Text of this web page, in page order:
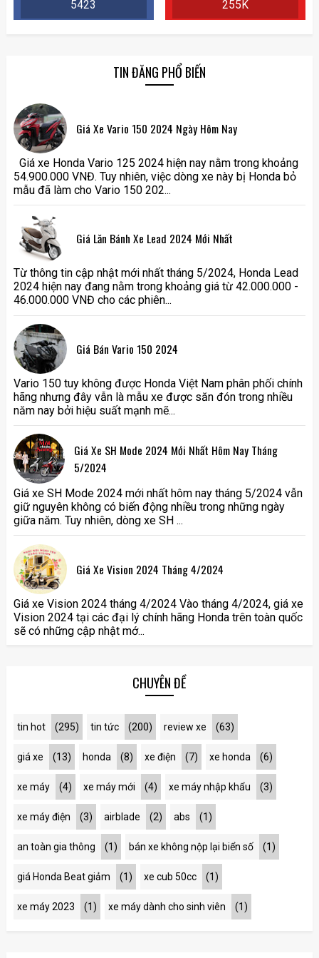
5423 255K
TIN ĐĂNG PHỔ BIẾN
Giá Xe Vario 150 2024 Ngày Hôm Nay
Giá xe Honda Vario 125 2024 hiện nay nằm trong khoảng
54.900.000 VNĐ. Tuy nhiên, việc dòng xe này bị Honda bỏ
mẫu đã làm cho Vario 150 202...
Giá Lăn Bánh Xe Lead 2024 Mới Nhất
Từ thông tin cập nhật mới nhất tháng 5/2024, Honda Lead
2024 hiện nay đang nằm trong khoảng giá từ 42.000.000 -
46.000.000 VNĐ cho các phiên...
Giá Bán Vario 150 2024
Vario 150 tuy không được Honda Việt Nam phân phối chính
hãng nhưng đây vẫn là mẫu xe được săn đón trong nhiều
năm nay bởi hiệu suất mạnh mẽ...
Giá Xe SH Mode 2024 Mới Nhất Hôm Nay Tháng
5/2024
Giá xe SH Mode 2024 mới nhất hôm nay tháng 5/2024 vẫn
giữ nguyên không có biến động nhiều trong những ngày
giữa năm. Tuy nhiên, dòng xe SH ...
Giá Xe Vision 2024 Tháng 4/2024
Giá xe Vision 2024 tháng 4/2024 Vào tháng 4/2024, giá xe
Vision 2024 tại các đại lý chính hãng Honda trên toàn quốc
sẽ có những cập nhật mớ...
CHUYÊN ĐỀ
tin hot (295) tin tức (200) review xe (63)
giá xe (13) honda (8) xe điện (7) xe honda (6)
xe máy (4) xe máy mới (4) xe máy nhập khẩu (3)
xe máy điện (3) airblade (2) abs (1)
an toàn gia thông (1) bán xe không nộp lại biển số (1)
giá Honda Beat giảm (1) xe cub 50cc (1)
xe máy 2023 (1) xe máy dành cho sinh viên (1)